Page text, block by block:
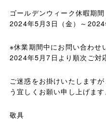
ゴールデンウィーク休暇期間
2024年5月3日（金）～2024
※休業期間中にお問い合わせ
2024年5月7日より順次ご対
ご迷惑をお掛けいたします
う宜しくお願い申し上げます
敬具